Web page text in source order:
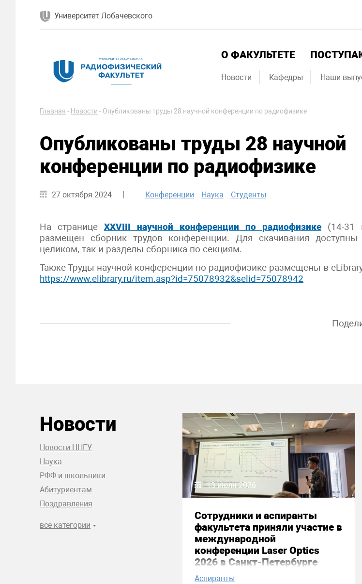
Университет Лобачевского
О ФАКУЛЬТЕТЕ
Новости Кафедры Наши
Главная - Новости - Опубликованы труды 28 научной конференции по радиофизике
Опубликованы труды 28 научной
конференции по радиофизике
27 октября 2024 Конференции Наука Студенты
На странице XXVIII научной конференции по радиофизике(14-31
размещен сборник трудов конференции. Для скачивания
целиком, так и разделы сборника по секциям.
Также Труды научной конференции по радиофизике размещены в
https://www.elibrary.ru/item.asp?id=75078932&selid=75078942
Новости
Новости ННГУ
Наука
РФФ и школьники
Абитуриентам
Поздравления
все категории
13 июля 2026
Сотрудники и аспиранты
факультета приняли участие в
международной
конференции Laser Optics
2026 в Санкт-Петербурге
Аспиранты